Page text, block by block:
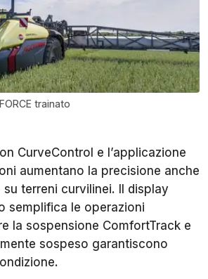
trainato
CurveControl e l’applicazione
aumentano la precisione anche
terreni curvilinei. Il display
semplifica le operazioni
la sospensione ComfortTrack e
sospeso garantiscono